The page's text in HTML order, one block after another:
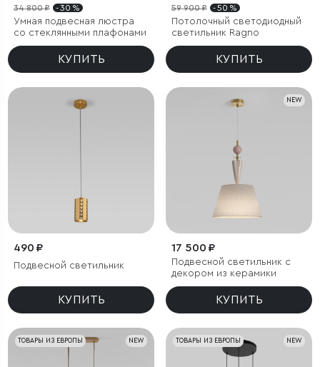
34 800 ₽ - 30 %
Умная подвесная люстра
со стеклянными плафонами
КУПИТЬ
59 900 ₽ - 50 %
Потолочный светодиодный
светильник Ragno
КУПИТЬ
490 ₽
Подвесной светильник
КУПИТЬ
NEW
17 500 ₽
Подвесной светильник с
декором из керамики
КУПИТЬ
NEW
ТОВАРЫ ИЗ ЕВРОПЫ NEW
ТОВАРЫ ИЗ ЕВРОПЫ